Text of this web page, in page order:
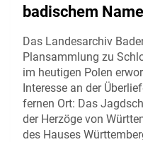
badischem
Das Landesarchiv
Plansammlung zu
im heutigen Polen
Interesse an der
fernen Ort: Das
der Herzöge von
des Hauses